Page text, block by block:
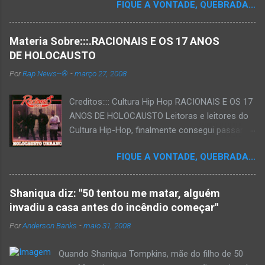
FIQUE A VONTADE, QUEBRADA...
Materia Sobre:::.RACIONAIS E OS 17 ANOS
DE HOLOCAUSTO
PorRap News--® -março 27, 2008
Creditos:::: Cultura Hip Hop RACIONAIS E OS 17
ANOS DE HOLOCAUSTO Leitoras e leitores do
Cultura Hip-Hop, finalmente consegui passar
que há muito tempo vinha maturando: uma
espécie de "ensaio-tributo" ao disco mais
importante do rap brasileiro, que completará 17
anos agora em 2008. Falo de "Holocausto
Urbano", do grupo paulistano Racionais MC's.
Como de costume, uma pequena digressão. É
que o brasileiro não tem memória. Fala-se
FIQUE A VONTADE, QUEBRADA...
Shaniqua diz: "50 tentou me matar, alguém
invadiu a casa antes do incêndio começar"
PorAnderson Banks -maio 31, 2008
Quando Shaniqua Tompkins, mãe do filho de 50